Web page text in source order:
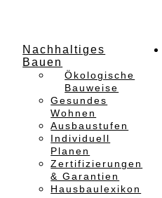
Nachhaltiges
Bauen
Ökologische
Bauweise
Gesundes
Wohnen
Ausbaustufen
Individuell
Planen
Zertifizierungen
& Garantien
Hausbaulexikon